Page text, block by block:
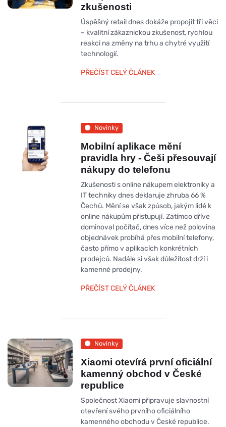
zkušenosti
Úspěšný retail dnes dokáže propojit tři věci
– kvalitní zákaznickou zkušenost, rychlou
reakci na změny na trhu a chytré využití
technologií.
PŘEČÍST CELÝ ČLÁNEK
Novinky
Mobilní aplikace mění
pravidla hry - Češi přesouvají
nákupy do telefonu
Zkušenosti s online nákupem elektroniky a
IT techniky dnes deklaruje zhruba 66 %
Čechů. Mění se však způsob, jakým lidé k
online nákupům přistupují. Zatímco dříve
dominoval počítač, dnes více než polovina
objednávek probíhá přes mobilní telefony,
často přímo v aplikacích konkrétních
prodejců. Nadále si však důležitost drží i
kamenné prodejny.
PŘEČÍST CELÝ ČLÁNEK
Novinky
Xiaomi otevírá první oficiální
kamenný obchod v České
republice
Společnost Xiaomi připravuje slavnostní
otevření svého prvního oficiálního
kamenného obchodu v České republice.